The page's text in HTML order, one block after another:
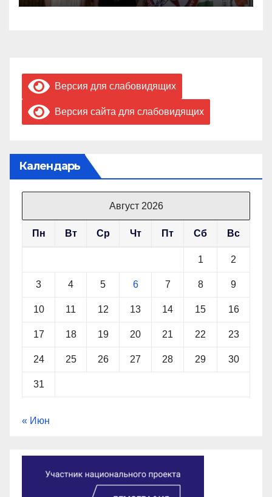
Версия для слабовидящих
Версия сайта для слабовидящих
Календарь
Август 2026
Пн Вт Ср Чт Пт Сб Вс
1 2
3 4 5 6 7 8 9
10 11 12 13 14 15 16
17 18 19 20 21 22 23
24 25 26 27 28 29 30
31
« Июн